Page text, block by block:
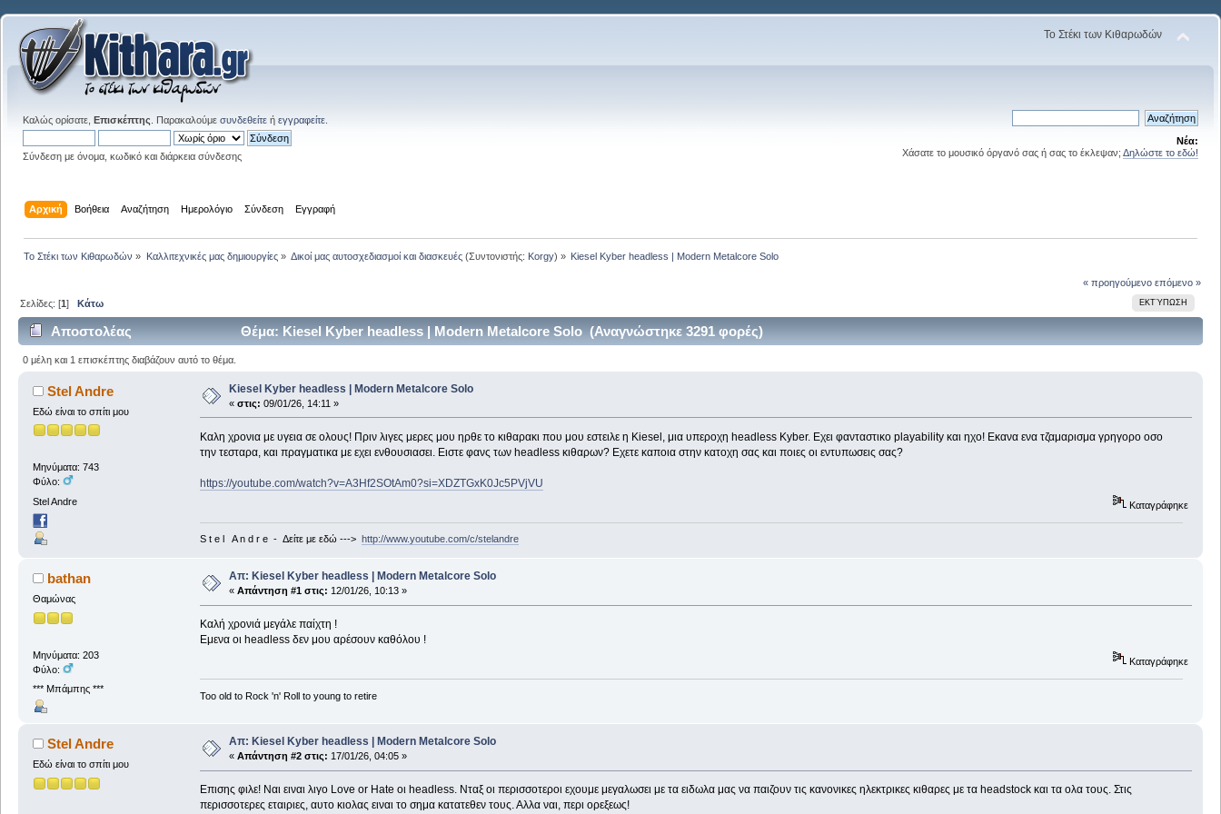
Το Στέκι των Κιθαρωδών
Καλώς ορίσατε, Επισκέπτης . Παρακαλούμε συνδεθείτε ή εγγραφείτε
Σύνδεση με όνομα, κωδικό και διάρκεια σύνδεσης
Νέα:
Χάσατε το μουσικό όργανό σας ή σας το έκλεψαν; Δηλώστε το εδώ!
Αρχική Βοήθεια Αναζήτηση Ημερολόγιο Σύνδεση Εγγραφή
Το Στέκι των Κιθαρωδών » Καλλιτεχνικές μας δημιουργίες» Δικοί μας αυτοσχεδιασμοί και διασκευές(Συντονιστής: Korgy) » Kiesel Kyber headless | Modern Metalcore Solo
« προηγούμενο επόμενο »
ΕΚΤΎΠΩΣΗ
Σελίδες: [1]Κάτω
Αποστολέας Θέμα: Kiesel Kyber headless | Modern Metalcore Solo (Αναγνώστηκε 3291 φορές)
0 μέλη και 1 επισκέπτης διαβάζουν αυτό το θέμα.
Stel Andre
Εδώ είναι το σπίτι μου
Μηνύματα: 743
Φύλο:
Stel Andre
Kiesel Kyber headless | Modern Metalcore Solo
« στις: 09/01/26, 14:11 »
Καλη χρονια με υγεια σε ολους! Πριν λιγες μερες μου ηρθε το κιθαρακι που μου εστειλε η Kiesel, μια υπεροχη headless Kyber. Εχει φανταστικο playability και ηχο! Εκανα ενα τζαμαρισμα γρηγορο οσο
την τεσταρα, και πραγματικα με εχει ενθουσιασει. Ειστε φανς των headless κιθαρων? Εχετε καποια στην κατοχη σας και ποιες οι εντυπωσεις σας?
https://youtube.com/watch?v=A3Hf2SOtAm0?si=XDZTGxK0Jc5PVjVU
Καταγράφηκε
S t e l A n d r e - Δείτε με εδώ ---> http://www.youtube.com/c/stelandre
bathan
Θαμώνας
Μηνύματα: 203
Φύλο:
*** Μπάμπης ***
Απ: Kiesel Kyber headless | Modern Metalcore Solo
« Απάντηση #1 στις: 12/01/26, 10:13 »
Καλή χρονιά μεγάλε παίχτη !
Εμενα οι headless δεν μου αρέσουν καθόλου !
Καταγράφηκε
Too old to Rock 'n' Roll to young to retire
Stel Andre
Εδώ είναι το σπίτι μου
Απ: Kiesel Kyber headless | Modern Metalcore Solo
« Απάντηση #2 στις: 17/01/26, 04:05 »
Επισης φιλε! Ναι ειναι λιγο Love or Hate οι headless. Νταξ οι περισσοτεροι εχουμε μεγαλωσει με τα ειδωλα μας να παιζουν τις κανονικες ηλεκτρικες κιθαρες με τα headstock και τα ολα τους. Στις
περισσοτερες εταιριες, αυτο κιολας ειναι το σημα κατατεθεν τους. Αλλα ναι, περι ορεξεως!